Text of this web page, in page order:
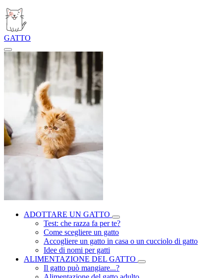
GATTO
ADOTTARE UN GATTO
Test: che razza fa per te?
Come scegliere un gatto
Accogliere un gatto in casa o un cucciolo di gatto
Idee di nomi per gatti
ALIMENTAZIONE DEL GATTO
Il gatto può mangiare...?